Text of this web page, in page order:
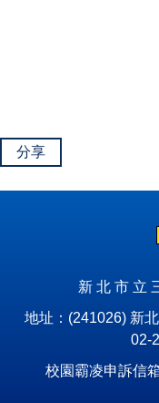
分享
新 北 市 立
地址：(241026) 新
02-
校園霸凌申訴信